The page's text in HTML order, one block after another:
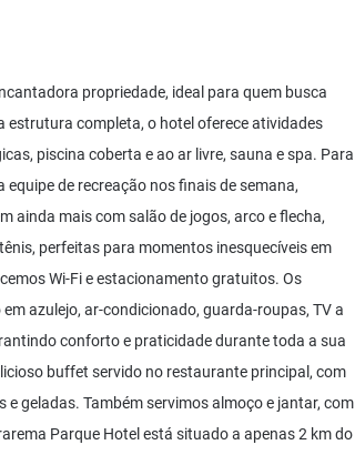
propriedade, ideal para quem busca
completa, o hotel oferece atividades
piscina coberta e ao ar livre, sauna e spa. Para
de recreação nos finais de semana,
ainda mais com salão de jogos, arco e flecha,
perfeitas para momentos inesquecíveis em
Wi-Fi e estacionamento gratuitos. Os
azulejo, ar-condicionado, guarda-roupas, TV a
conforto e praticidade durante toda a sua
buffet servido no restaurante principal, com
geladas. Também servimos almoço e jantar, com
Parque Hotel está situado a apenas 2 km do